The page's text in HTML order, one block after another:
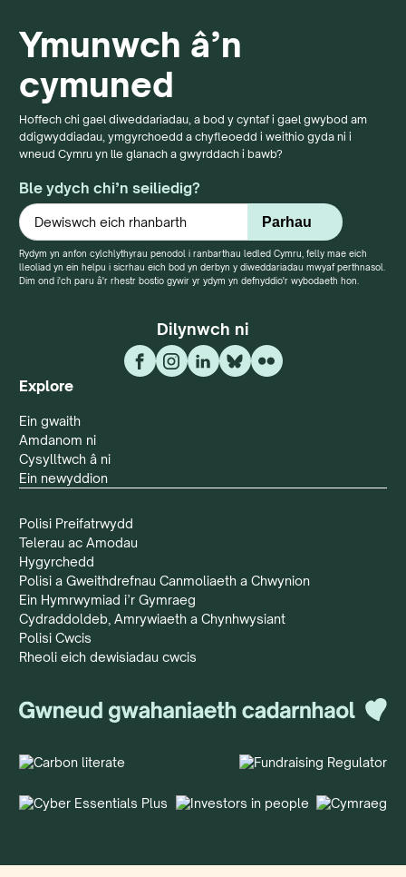
Ymunwch â’n
cymuned
Hoffech chi gael diweddariadau, a bod y cyntaf i gael gwybod am
ddigwyddiadau, ymgyrchoedd a chyfleoedd i weithio gyda ni i
wneud Cymru yn lle glanach a gwyrddach i bawb?
Ble ydych chi’n seiliedig?
Rydym yn anfon cylchlythyrau penodol i ranbarthau ledled Cymru, felly mae eich
lleoliad yn ein helpu i sicrhau eich bod yn derbyn y diweddariadau mwyaf perthnasol.
Dim ond i'ch paru â'r rhestr bostio gywir yr ydym yn defnyddio'r wybodaeth hon.
Dilynwch ni
Explore
Ein gwaith
Amdanom ni
Cysylltwch â ni
Ein newyddion
Polisi Preifatrwydd
Telerau ac Amodau
Hygyrchedd
Polisi a Gweithdrefnau Canmoliaeth a Chwynion
Ein Hymrwymiad i’r Gymraeg
Cydraddoldeb, Amrywiaeth a Chynhwysiant
Polisi Cwcis
Rheoli eich dewisiadau cwcis